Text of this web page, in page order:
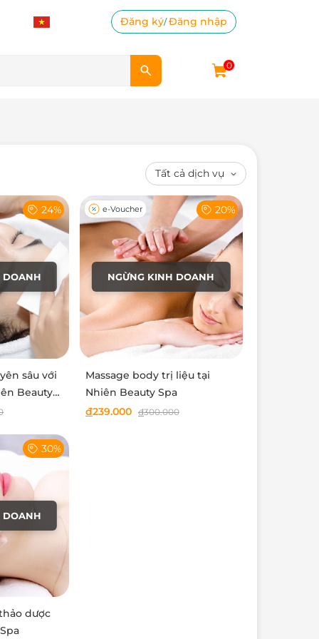
Đăng ký/Đăng nhập
0
DOANH
24%
sâu với
Beauty
NGỪNG KINH DOANH
e-Voucher 20%
Massage body trị liệu tại
Nhiên Beauty Spa
đ239.000 đ300.000
DOANH
30%
dược